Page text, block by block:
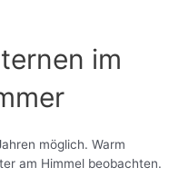
im
möglich. Warm
am Himmel beobachten.